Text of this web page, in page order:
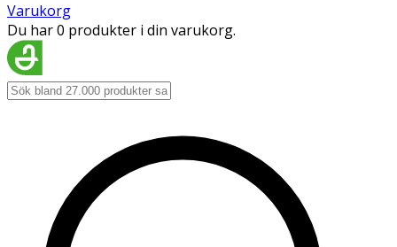
Varukorg
Du har 0 produkter i din varukorg.